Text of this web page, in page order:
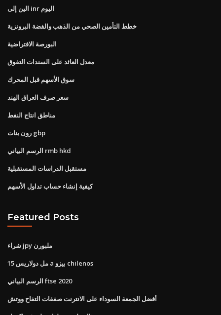
الين إلى inr اليوم
خطط التأمين الصحي من الذهب والفضة البرونزية
البورصة الافتراضية
معدل العائد على السندات التفوق
سوق الأسهم قبل المحرك
سعر صرف العراق الهند
مناطق انتاج النفط
رون بنات gbp
الرسم البياني rmb hkd
مستقبل الدراسات المستقبلية
كيفية إنشاء حساب تداول الأسهم
Featured Posts
شراء jpy ملبورن
15 مل دولاريس a بيزو chilenos
الرسم البياني ftse 2020
أفضل الجمعة السوداء على الانترنت صفقات التفاح ووتش